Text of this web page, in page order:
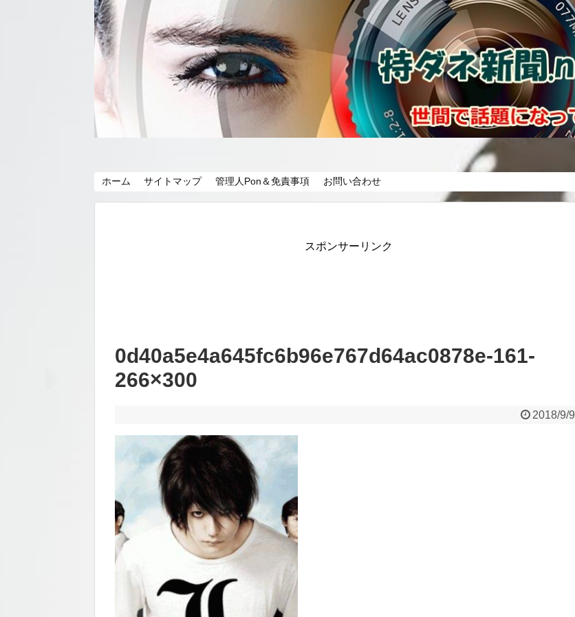
ホーム サイトマップ 管理人Pon＆免責事項 お問い合わせ
スポンサーリンク
0d40a5e4a645fc6b96e767d64ac0878e-161-
266×300
2018/9/9